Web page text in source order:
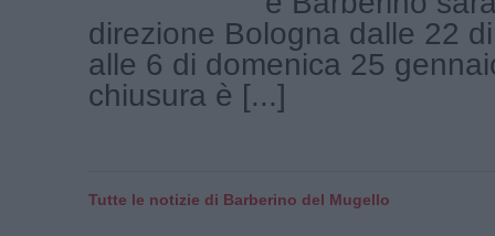
direzione Bologna dalle 22
alle 6 di domenica 25
chiusura è [...]
Tutte le notizie di Barberino del Mugello